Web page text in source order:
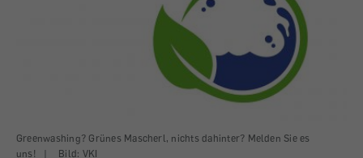
Greenwashing? Grünes Mascherl, nichts dahinter? Melden Sie es
uns!
| Bild: VKI